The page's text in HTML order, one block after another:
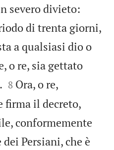
severo divieto:
di trenta giorni,
a qualsiasi dio o
o re, sia gettato


8 Ora, o re,
firma il decreto,
conformemente
Persiani, che è